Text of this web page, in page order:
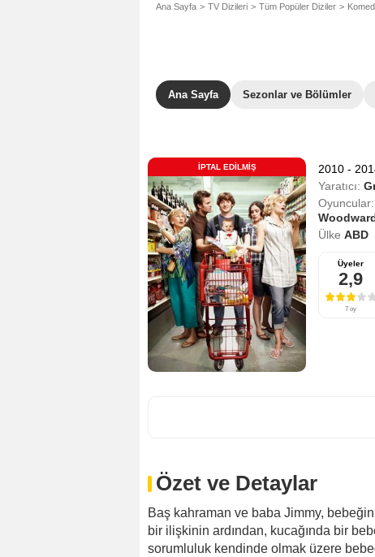
Ana Sayfa TV Dizileri Tüm Popüler Diziler
Ana Sayfa Sezonlar ve Bölümler
İPTAL EDILMIŞ 2010 -
Yaratıcı:
Oyuncular:
Ülke ABD
Üyeler
2,9
7 oy
Özet ve Detaylar
Baş kahraman ve baba Jimmy,
bir ilişkinin ardından, kucağında bir
sorumluluk kendinde olmak üzere